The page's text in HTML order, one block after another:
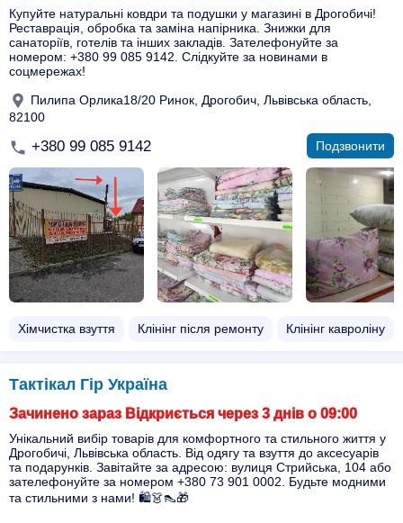
Купуйте натуральні ковдри та подушки у магазині в Дрогобичі!
Реставрація, обробка та заміна напірника. Знижки для
санаторіїв, готелів та інших закладів. Зателефонуйте за
номером: +380 99 085 9142. Слідкуйте за новинами в
соцмережах!
Пилипа Орлика18/20 Ринок, Дрогобич, Львівська область,
82100
+380 99 085 9142 Подзвонити
Хімчистка взуття Клінінг після ремонту Клінінг кавроліну
Тактікал Гір Україна
Зачинено зараз Відкриється через 3 днів о 09:00
Унікальний вибір товарів для комфортного та стильного життя у
Дрогобичі, Львівська область. Від одягу та взуття до аксесуарів
та подарунків. Завітайте за адресою: вулиця Стрийська, 104 або
зателефонуйте за номером +380 73 901 0002. Будьте модними
та стильними з нами! 🛍️👗👠🎁